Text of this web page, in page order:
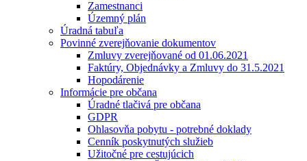
Zamestnanci
Územný plán
Úradná tabuľa
Povinné zverejňovanie dokumentov
Zmluvy zverejňované od 01.06.2021
Faktúry, Objednávky a Zmluvy do 31.5.2021
Hopodárenie
Informácie pre občana
Úradné tlačivá pre občana
GDPR
Ohlasovňa pobytu - potrebné doklady
Cenník poskytnutých služieb
Užitočné pre cestujúcich